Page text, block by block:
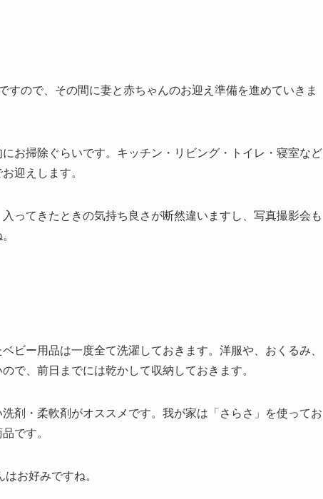
すので、その間に妻と赤ちゃんのお迎え準備を進めていきま
お掃除ぐらいです。キッチン・リビング・トイレ・寝室など
迎えします。
ってきたときの気持ち良さが断然違いますし、写真撮影会も
ビー用品は一度全て洗濯しておきます。洋服や、おくるみ、
で、前日までには乾かして収納しておきます。
剤・柔軟剤がオススメです。我が家は「さらさ」を使ってお
です。
お好みですね。